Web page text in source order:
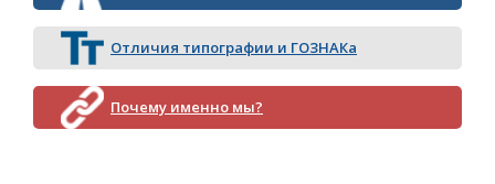
Отличия типографии и ГОЗНАКа
Почему именно мы?